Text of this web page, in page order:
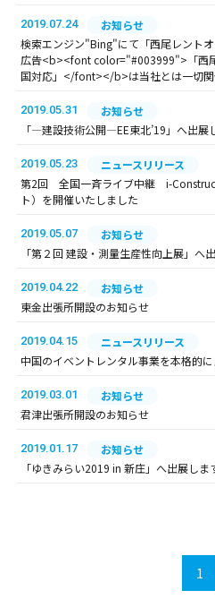
2019.07.24
お知らせ
検索エンジン"Bing"にて「西尾レント
広告<b><font color="#003999">「西
国対応」</font></b>は当社とは一切関
2019.05.31
お知らせ
「―建設技術公開―EE東北’19」へ出展
2019.05.23
ニュースリリース
第2回 全国一斉ライブ中継 i-
ト）を開催いたしました
2019.05.07
お知らせ
「第２回 建設・測量生産性向上展」へ
2019.04.22
お知らせ
東金出張所開設のお知らせ
2019.04.15
ニュースリリース
中国のイベントレンタル事業を本格的
2019.03.01
お知らせ
君津出張所開設のお知らせ
2019.01.17
お知らせ
「ゆきみらい2019 in 新庄」へ出展しま
1